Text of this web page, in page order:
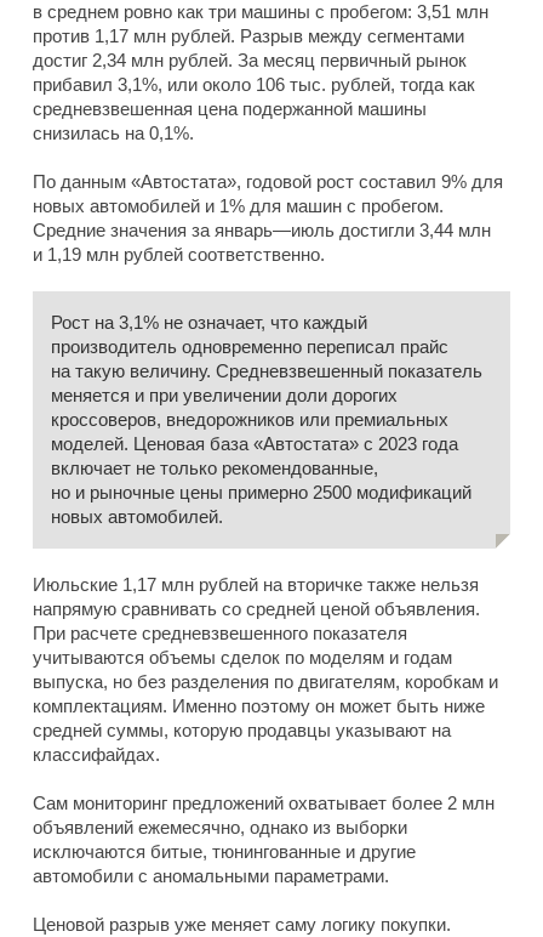
в среднем ровно как три машины с пробегом: 3,51 млн
против 1,17 млн рублей. Разрыв между сегментами
достиг 2,34 млн рублей. За месяц первичный рынок
прибавил 3,1%, или около 106 тыс. рублей, тогда как
средневзвешенная цена подержанной машины
снизилась на 0,1%.
По данным «Автостата», годовой рост составил 9% для
новых автомобилей и 1% для машин с пробегом.
Средние значения за январь—июль достигли 3,44 млн
и 1,19 млн рублей соответственно.
Рост на 3,1% не означает, что каждый
производитель одновременно переписал прайс
на такую величину. Средневзвешенный показатель
меняется и при увеличении доли дорогих
кроссоверов, внедорожников или премиальных
моделей. Ценовая база «Автостата» с 2023 года
включает не только рекомендованные,
но и рыночные цены примерно 2500 модификаций
новых автомобилей.
Июльские 1,17 млн рублей на вторичке также нельзя
напрямую сравнивать со средней ценой объявления.
При расчете средневзвешенного показателя
учитываются объемы сделок по моделям и годам
выпуска, но без разделения по двигателям, коробкам и
комплектациям. Именно поэтому он может быть ниже
средней суммы, которую продавцы указывают на
классифайдах.
Сам мониторинг предложений охватывает более 2 млн
объявлений ежемесячно, однако из выборки
исключаются битые, тюнингованные и другие
автомобили с аномальными параметрами.
Ценовой разрыв уже меняет саму логику покупки.